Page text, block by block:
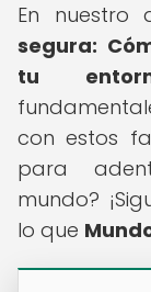
En nuestro
segura:
tu
con estos
para
mundo?
lo que